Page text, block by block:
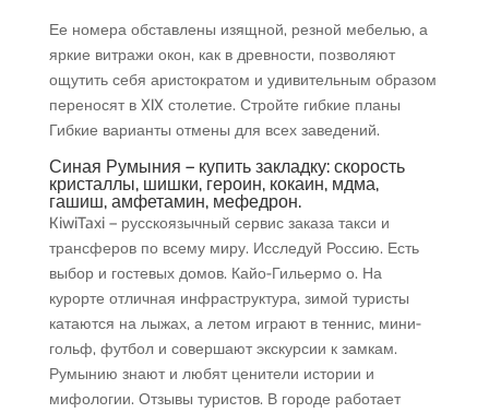
Ее номера обставлены изящной, резной мебелью, а
яркие витражи окон, как в древности, позволяют
ощутить себя аристократом и удивительным образом
переносят в XIX столетие. Стройте гибкие планы
Гибкие варианты отмены для всех заведений.
Синая Румыния – купить закладку: скорость
кристаллы, шишки, героин, кокаин, мдма,
гашиш, амфетамин, мефедрон.
KiwiTaxi – русскоязычный сервис заказа такси и
трансферов по всему миру. Исследуй Россию. Есть
выбор и гостевых домов. Кайо-Гильермо о. На
курорте отличная инфраструктура, зимой туристы
катаются на лыжах, а летом играют в теннис, мини-
гольф, футбол и совершают экскурсии к замкам.
Румынию знают и любят ценители истории и
мифологии. Отзывы туристов. В городе работает